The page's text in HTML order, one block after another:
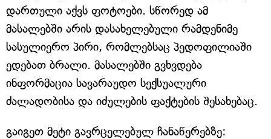
დართული აქვს ფოტოები. სწორედ ამ
მასალებში არის დასახელებული რამდენიმე
სასულიერო პირი, რომლებსაც პედოფილიაში
ედებათ ბრალი. მასალებში გვხვდება
ინფორმაცია სავარაუდო სექსუალური
ძალადობისა და იძულების ფაქტების შესახებაც.
გაიგეთ მეტი გავრცელებულ ჩანაწერებზე: